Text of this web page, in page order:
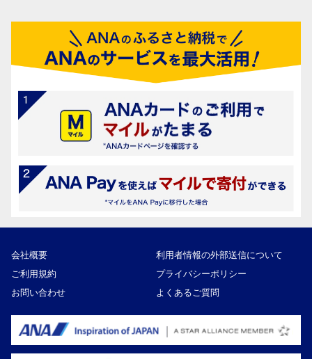
会社概要
利用者情報の外部送信について
ご利用規約
プライバシーポリシー
お問い合わせ
よくあるご質問